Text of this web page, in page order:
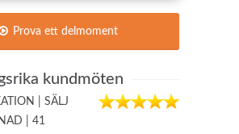
Prova ett delmoment
kundmöten
| SÄLJ
| 41